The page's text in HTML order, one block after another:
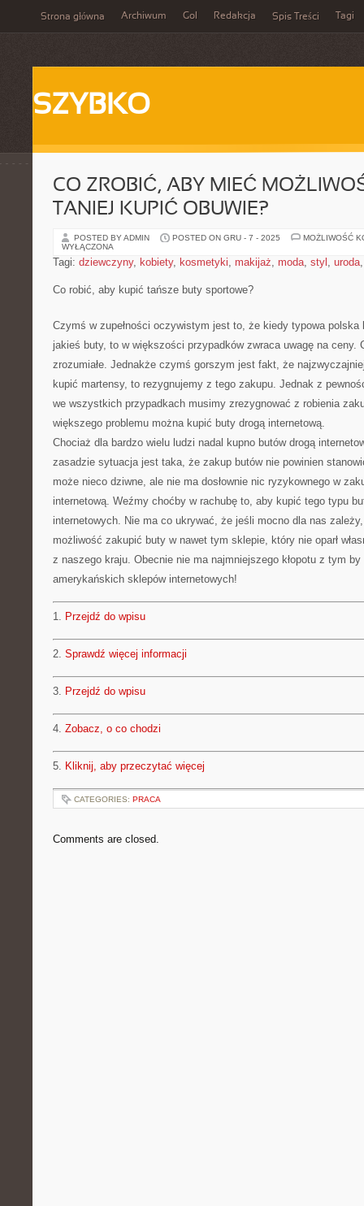
Strona główna Archiwum Gol Redakcja Spis Treści Tagi
SZYBKO
CO ZROBIĆ, ABY MIEĆ
TANIEJ KUPIĆ OBUWIE?
POSTED BY ADMIN POSTED ON GRU - 7 - 2025
MOŻLIWOŚĆ
WYŁĄCZONA
Tagi: dziewczyny, kobiety, kosmetyki, makijaż, moda, styl , uroda
Co robić, aby kupić tańsze buty sportowe?
Czymś w zupełności oczywistym jest to, że kiedy typowa
jakieś buty, to w większości przypadków zwraca uwagę na ceny.
zrozumiałe. Jednakże czymś gorszym jest fakt, że
kupić martensy, to rezygnujemy z tego zakupu. Jednak z
we wszystkich przypadkach musimy zrezygnować z robienia
większego problemu można kupić buty drogą internetową.
Chociaż dla bardzo wielu ludzi nadal kupno butów drogą
zasadzie sytuacja jest taka, że zakup butów nie powinien
może nieco dziwne, ale nie ma dosłownie nic ryzykownego w
internetową. Weźmy choćby w rachubę to, aby kupić tego typu
internetowych. Nie ma co ukrywać, że jeśli mocno dla nas
możliwość zakupić buty w nawet tym sklepie, który nie oparł
z naszego kraju. Obecnie nie ma najmniejszego kłopotu z tym
amerykańskich sklepów internetowych!
1. Przejdź do wpisu
2. Sprawdź więcej informacji
3. Przejdź do wpisu
4. Zobacz, o co chodzi
5. Kliknij, aby przeczytać więcej
CATEGORIES: PRACA
Comments are closed.